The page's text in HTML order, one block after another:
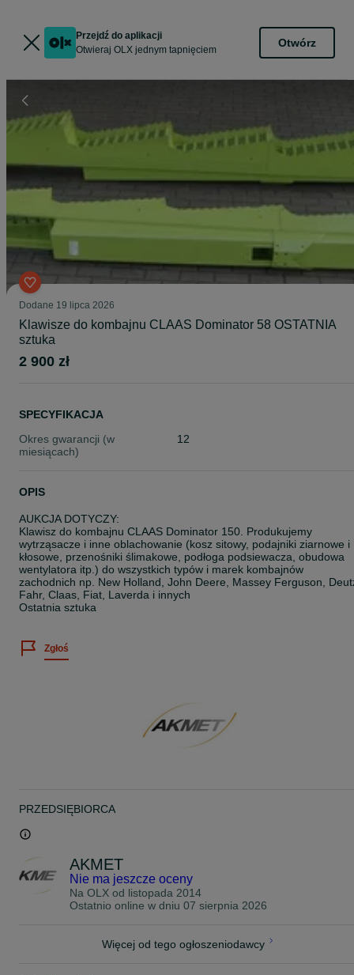
Przejdź do aplikacji
Otwieraj OLX jednym tapnięciem
Otwórz
Dodane 19 lipca 2026
Klawisze do kombajnu CLAAS Dominator 58 OSTATNIA
sztuka
2 900 zł
SPECYFIKACJA
Okres gwarancji (w
miesiącach)
12
OPIS
AUKCJA DOTYCZY:
Klawisz do kombajnu CLAAS Dominator 150. Produkujemy
wytrząsacze i inne oblachowanie (kosz sitowy, podajniki ziarnowe i
kłosowe, przenośniki ślimakowe, podłoga podsiewacza, obudowa
wentylatora itp.) do wszystkich typów i marek kombajnów
zachodnich np. New Holland, John Deere, Massey Ferguson,
Fahr, Claas, Fiat, Laverda i innych
Ostatnia sztuka
Zgłoś
PRZEDSIĘBIORCA
AKMET
Nie ma jeszcze oceny
Na OLX od listopada 2014
Ostatnio online w dniu 07 sierpnia 2026
Więcej od tego ogłoszeniodawcy